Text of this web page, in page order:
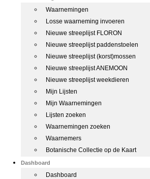
Waarnemingen
Losse waarneming invoeren
Nieuwe streeplijst FLORON
Nieuwe streeplijst paddenstoelen
Nieuwe streeplijst (korst)mossen
Nieuwe streeplijst ANEMOON
Nieuwe streeplijst weekdieren
Mijn Lijsten
Mijn Waarnemingen
Lijsten zoeken
Waarnemingen zoeken
Waarnemers
Botanische Collectie op de Kaart
Dashboard
Dashboard